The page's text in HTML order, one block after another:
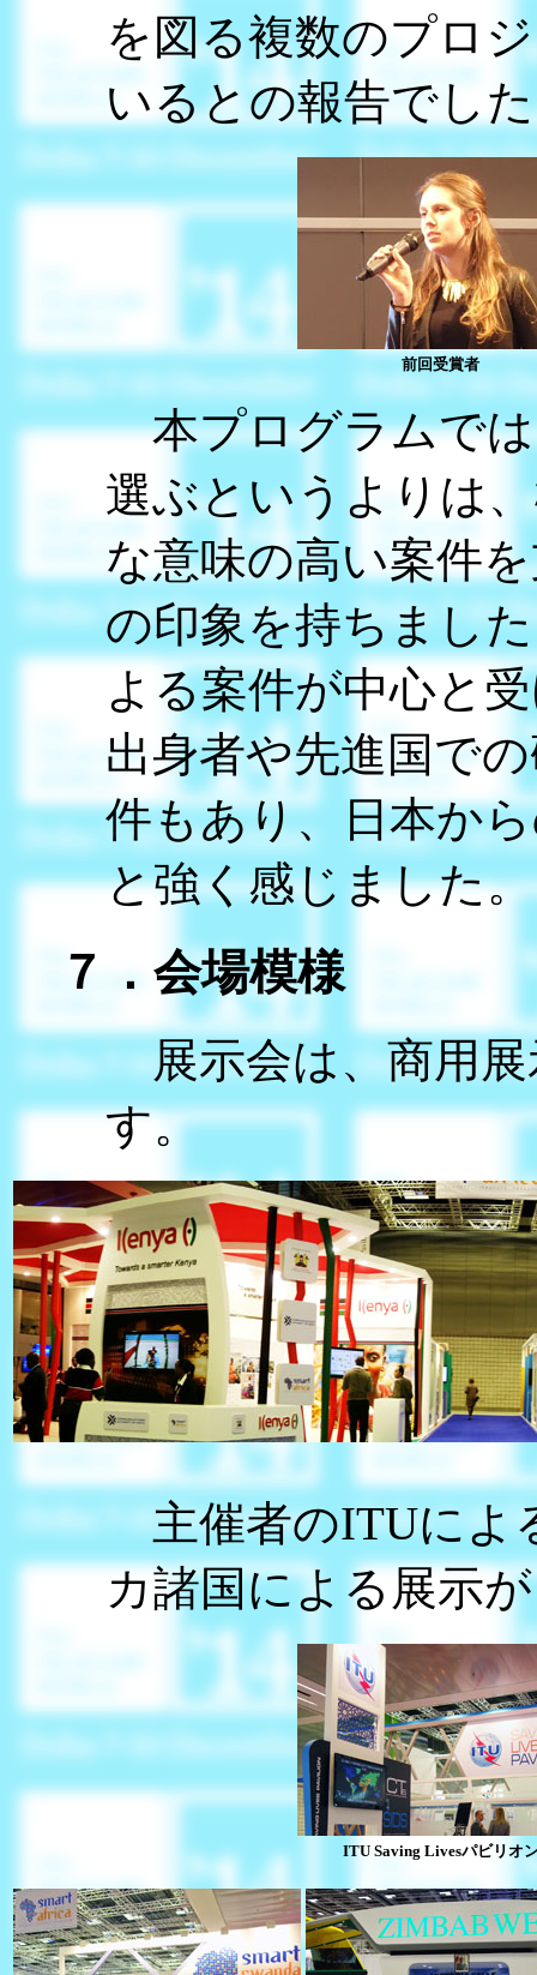
を図る複数のプロ
いるとの報告でし
前回受賞者
本プログラムでは
選ぶというよりは
な意味の高い案件
の印象を持ちまし
よる案件が中心と
出身者や先進国で
件もあり、日本か
と強く感じました。
７．会場模様
展示会は、商用展
す。
主催者のITUによ
カ諸国による展示
ITU Saving Livesパビリオ